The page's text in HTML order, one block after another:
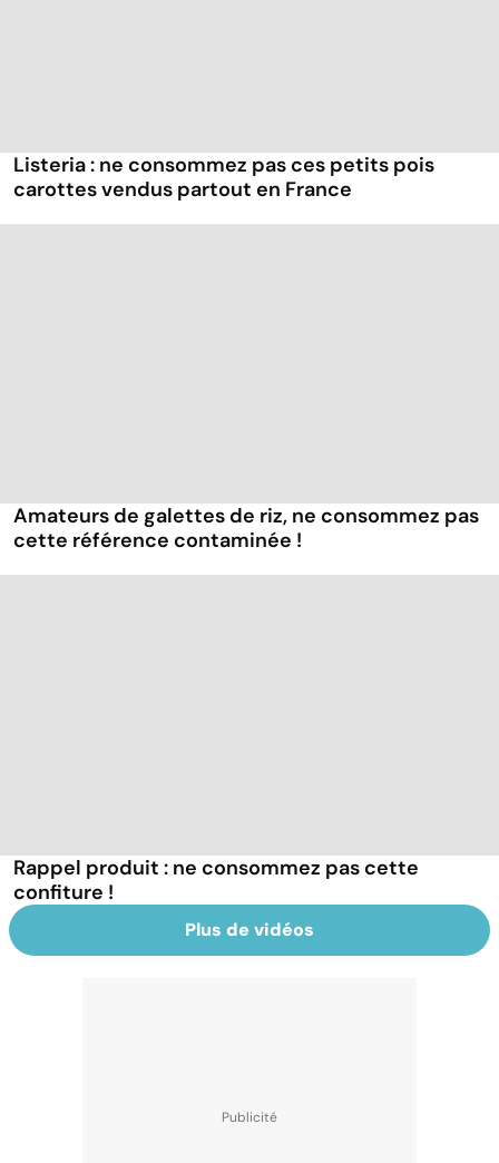
Listeria : ne consommez pas ces petits pois
carottes vendus partout en France
Amateurs de galettes de riz, ne consommez pas
cette référence contaminée !
Rappel produit : ne consommez pas cette
confiture !
Plus de vidéos